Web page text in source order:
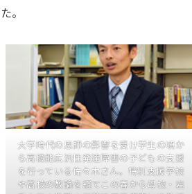
。
大学時代の恩師の影響を受け学生の頃か
ら高機能広汎性発達障害の子どもの支援
を行っている佐々木さん。特別支援学校
や高校の教諭を経てこの春から母校・岩